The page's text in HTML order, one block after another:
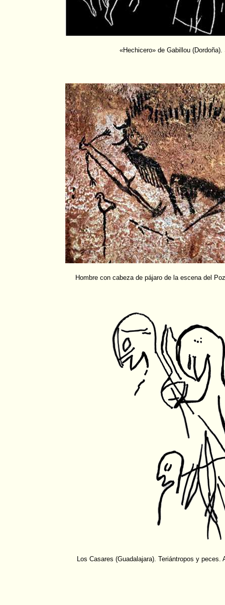
«Hechicero» de Gabillou (Dordoña).
Hombre con cabeza de pájaro de la escena del
Los Casares (Guadalajara). Teriántropos y peces.